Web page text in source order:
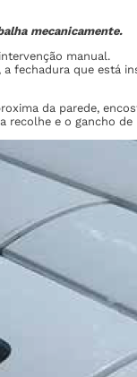
mecanicamente.
manual.
fechadura que está
da parede,
recolhe e o gancho de